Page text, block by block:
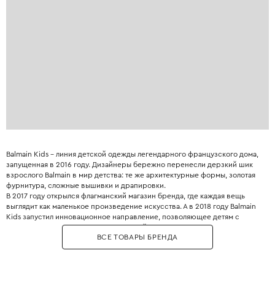
Balmain Kids – линия детской одежды легендарного французского дома,
запущенная в 2016 году. Дизайнеры бережно перенесли дерзкий шик
взрослого Balmain в мир детства: те же архитектурные формы, золотая
фурнитура, сложные вышивки и драпировки.
В 2017 году открылся флагманский магазин бренда, где каждая вещь
выглядит как маленькое произведение искусства. А в 2018 году Balmain
Kids запустил инновационное направление, позволяющее детям с
ранних лет прикасаться к миру высокой моды. Золотые пуговицы,
фактурные ткани, линии кроя – здесь нет места скучной
повседневности.
ВСЕ ТОВАРЫ БРЕНДА